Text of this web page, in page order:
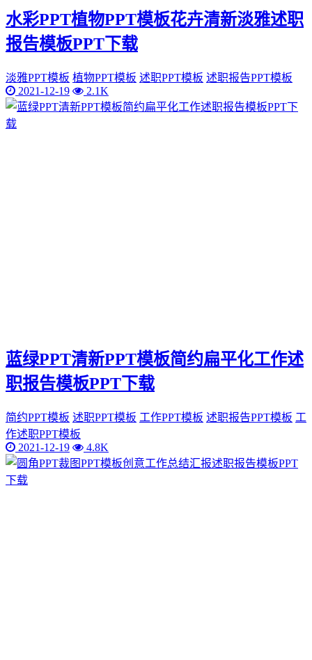
水彩PPT植物PPT模板花卉清新淡雅述职
报告模板PPT下载
淡雅PPT模板 植物PPT模板 述职PPT模板 述职报告PPT模板
2021-12-19
2.1K
蓝绿PPT清新PPT模板简约扁平化工作述
职报告模板PPT下载
简约PPT模板 述职PPT模板 工作PPT模板 述职报告PPT模板 工
作述职PPT模板
2021-12-19
4.8K